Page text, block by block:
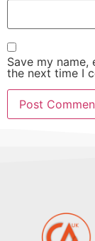
Save my
the next time I